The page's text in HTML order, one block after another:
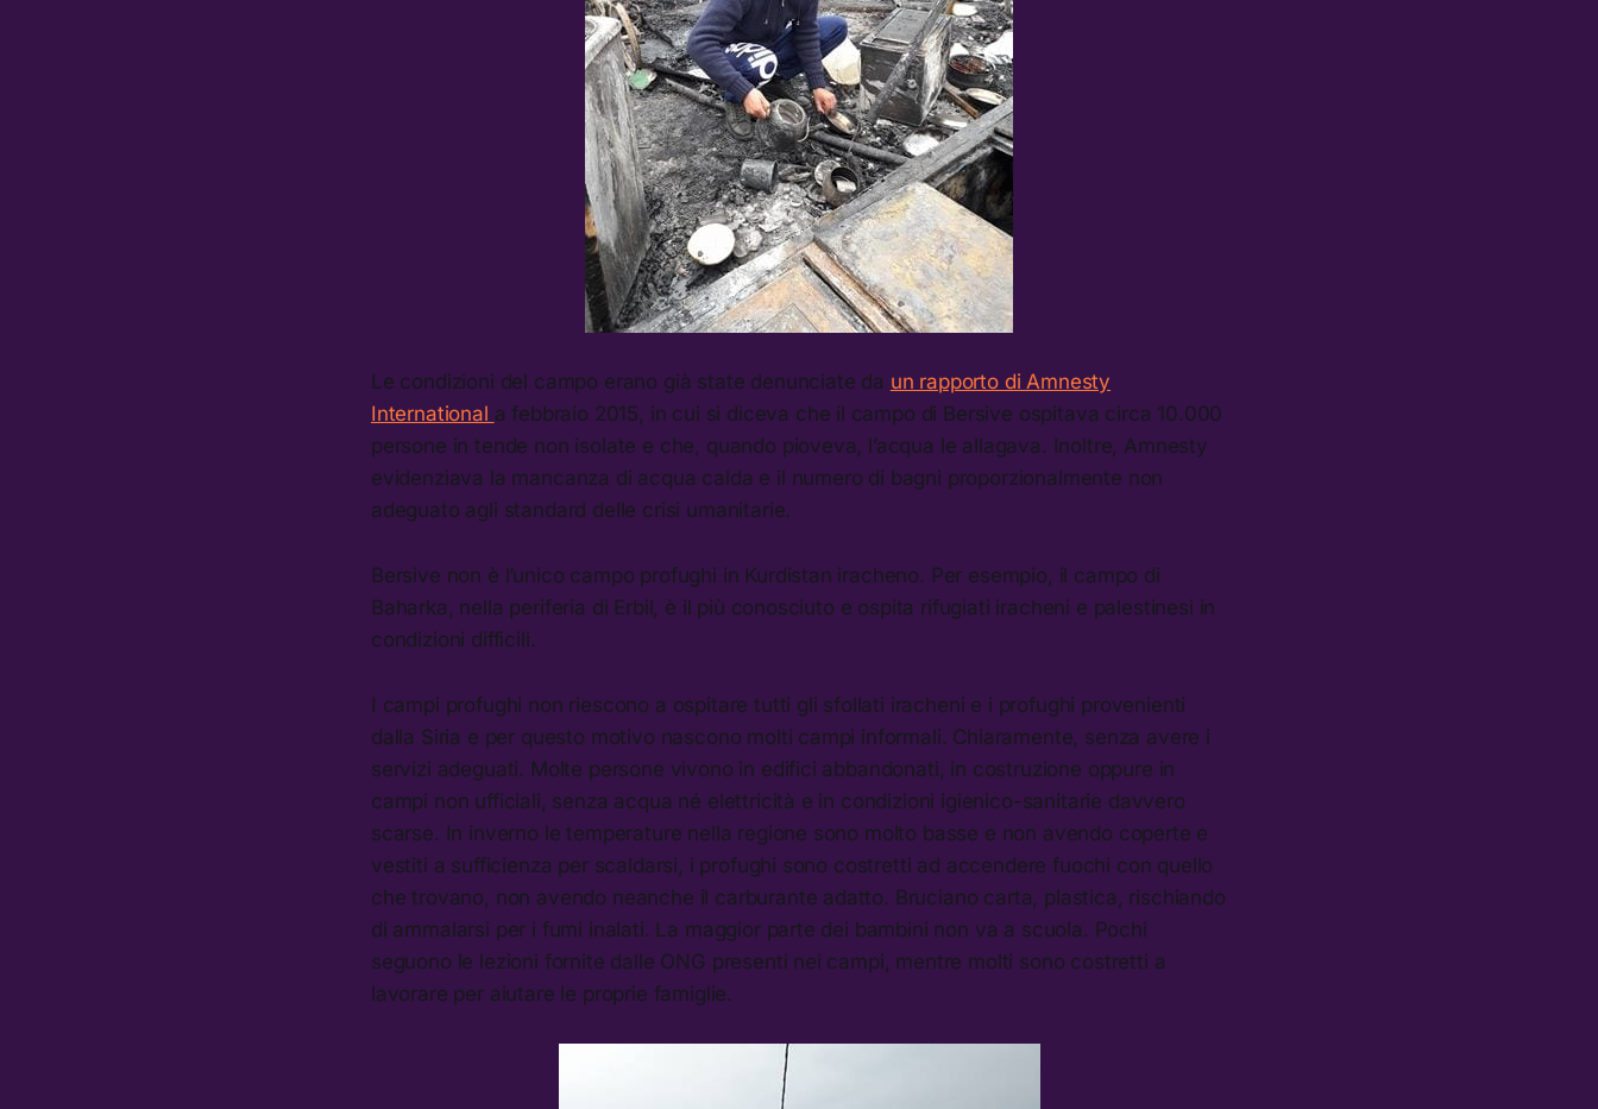
Le condizioni del campo erano già state denunciate da un rapporto di Amnesty
International a febbraio 2015, in cui si diceva che il campo di Bersive ospitava circa 10.000
persone in tende non isolate e che, quando pioveva, l’acqua le allagava. Inoltre, Amnesty
evidenziava la mancanza di acqua calda e il numero di bagni proporzionalmente non
adeguato agli standard delle crisi umanitarie.
Bersive non è l’unico campo profughi in Kurdistan iracheno. Per esempio, il campo di
Baharka, nella periferia di Erbil, è il più conosciuto e ospita rifugiati iracheni e palestinesi in
condizioni difficili.
I campi profughi non riescono a ospitare tutti gli sfollati iracheni e i profughi provenienti
dalla Siria e per questo motivo nascono molti campi informali. Chiaramente, senza avere i
servizi adeguati. Molte persone vivono in edifici abbandonati, in costruzione oppure in
campi non ufficiali, senza acqua né elettricità e in condizioni igienico-sanitarie davvero
scarse. In inverno le temperature nella regione sono molto basse e non avendo coperte e
vestiti a sufficienza per scaldarsi, i profughi sono costretti ad accendere fuochi con quello
che trovano, non avendo neanche il carburante adatto. Bruciano carta, plastica, rischiando
di ammalarsi per i fumi inalati. La maggior parte dei bambini non va a scuola. Pochi
seguono le lezioni fornite dalle ONG presenti nei campi, mentre molti sono costretti a
lavorare per aiutare le proprie famiglie.